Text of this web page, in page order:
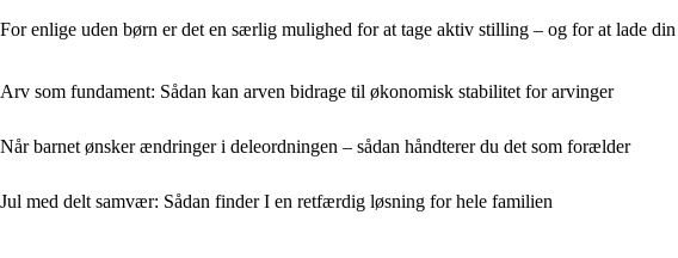
For enlige uden børn er det en særlig mulighed for at tage aktiv stilling – og for at lade
Arv som fundament: Sådan kan arven bidrage til økonomisk stabilitet for arvinger
Når barnet ønsker ændringer i deleordningen – sådan håndterer du det som forælder
Jul med delt samvær: Sådan finder I en retfærdig løsning for hele familien